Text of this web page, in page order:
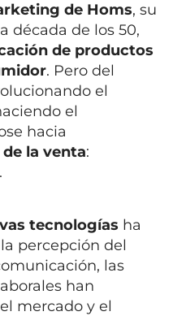
de Homs, su
década de los 50,
de productos
. Pero del
el
el
hacia
la venta:
.
tecnologías ha
percepción del
las
han
mercado y el